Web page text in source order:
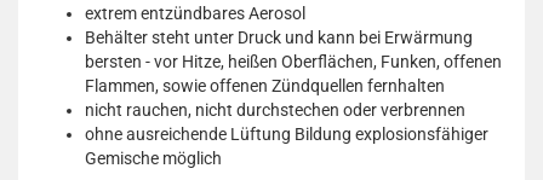
extrem entzündbares Aerosol
Behälter steht unter Druck und kann bei Erwärmung
bersten - vor Hitze, heißen Oberflächen, Funken, offenen
Flammen, sowie offenen Zündquellen fernhalten
nicht rauchen, nicht durchstechen oder verbrennen
ohne ausreichende Lüftung Bildung explosionsfähiger
Gemische möglich